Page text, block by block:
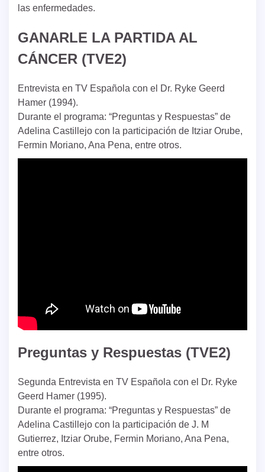
las enfermedades.
GANARLE LA PARTIDA AL
CÁNCER (TVE2)
Entrevista en TV Española con el Dr. Ryke Geerd
Hamer (1994).
Durante el programa: “Preguntas y Respuestas” de
Adelina Castillejo con la participación de Itziar Orube,
Fermin Moriano, Ana Pena, entre otros.
Preguntas y Respuestas (TVE2)
Segunda Entrevista en TV Española con el Dr. Ryke
Geerd Hamer (1995).
Durante el programa: “Preguntas y Respuestas” de
Adelina Castillejo con la participación de J. M
Gutierrez, Itziar Orube, Fermin Moriano, Ana Pena,
entre otros.